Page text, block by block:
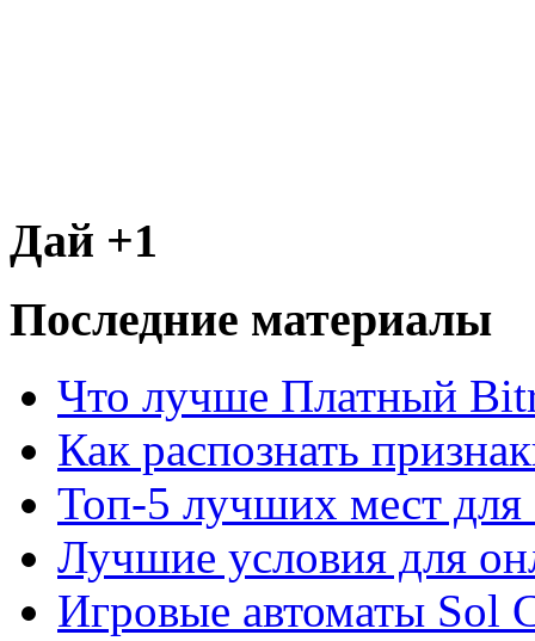
Дай +1
Последние материалы
Что лучше Платный
Как распознать
Топ-5 лучших мест для
Лучшие условия для
Игровые автоматы Sol